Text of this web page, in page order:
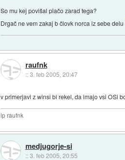
So mu kej povišal plačo zarad tega?
Drgač ne vem zakaj b človk norca iz sebe delu
raufnk
::3. feb 2005, 20:47
v primerjavi z winsi bi rekel, da imajo vsi OSi
lp raufnk
medjugorje-si
::3. feb 2005, 20:55